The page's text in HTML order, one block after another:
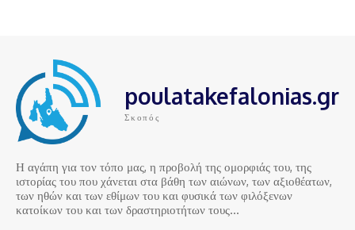
poulatakefalonias.gr
Σκοπός
Η αγάπη για τον τόπο μας, η προβολή της ομορφιάς του, της
ιστορίας του που χάνεται στα βάθη των αιώνων, των αξιοθέατων,
των ηθών και των εθίμων του και φυσικά των φιλόξενων
κατοίκων του και των δραστηριοτήτων τους…